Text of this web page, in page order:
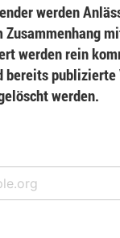
werden
Zusammenhang
werden rein
werden.